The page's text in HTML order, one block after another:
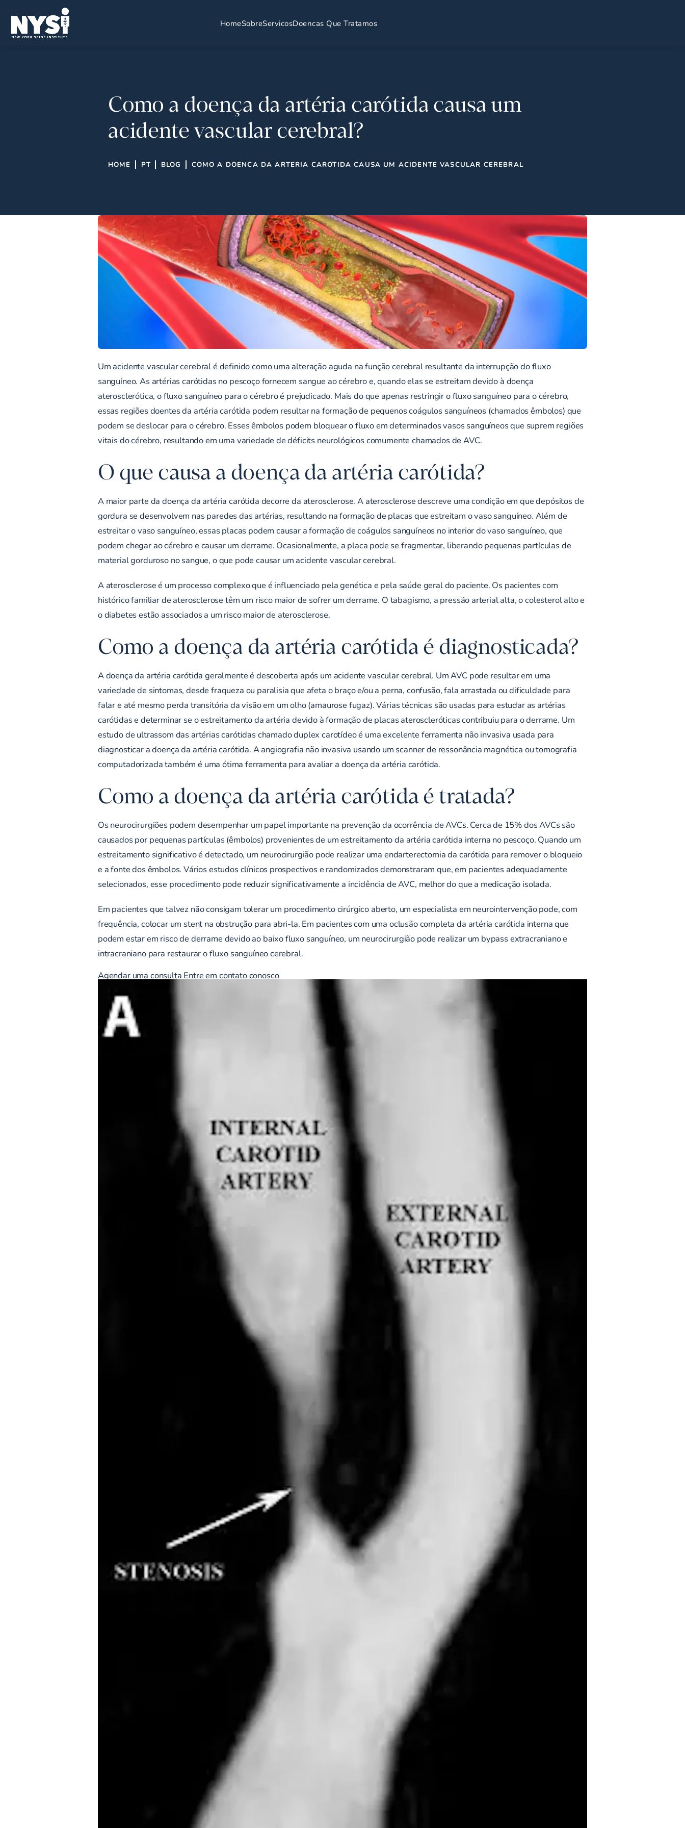
HomeSobreServicosDoencas Que Tratamos
Como a doença da artéria carótida causa um
acidente vascular cerebral?
HOME PT BLOG COMO A DOENCA DA ARTERIA CAROTIDA CAUSA UM ACIDENTE VASCULAR CEREBRAL
Um acidente vascular cerebral é definido como uma alteração aguda na função cerebral resultante da interrupção do fluxo
sanguíneo. As artérias carótidas no pescoço fornecem sangue ao cérebro e, quando elas se estreitam devido à doença
aterosclerótica, o fluxo sanguíneo para o cérebro é prejudicado. Mais do que apenas restringir o fluxo sanguíneo para o cérebro,
essas regiões doentes da artéria carótida podem resultar na formação de pequenos coágulos sanguíneos (chamados êmbolos) que
podem se deslocar para o cérebro. Esses êmbolos podem bloquear o fluxo em determinados vasos sanguíneos que suprem regiões
vitais do cérebro, resultando em uma variedade de déficits neurológicos comumente chamados de AVC.
O que causa a doença da artéria carótida?
A maior parte da doença da artéria carótida decorre da aterosclerose. A aterosclerose descreve uma condição em que depósitos de
gordura se desenvolvem nas paredes das artérias, resultando na formação de placas que estreitam o vaso sanguíneo. Além de
estreitar o vaso sanguíneo, essas placas podem causar a formação de coágulos sanguíneos no interior do vaso sanguíneo, que
podem chegar ao cérebro e causar um derrame. Ocasionalmente, a placa pode se fragmentar, liberando pequenas partículas de
material gorduroso no sangue, o que pode causar um acidente vascular cerebral.
A aterosclerose é um processo complexo que é influenciado pela genética e pela saúde geral do paciente. Os pacientes com
histórico familiar de aterosclerose têm um risco maior de sofrer um derrame. O tabagismo, a pressão arterial alta, o colesterol alto e
o diabetes estão associados a um risco maior de aterosclerose.
Como a doença da artéria carótida é diagnosticada?
A doença da artéria carótida geralmente é descoberta após um acidente vascular cerebral. Um AVC pode resultar em uma
variedade de sintomas, desde fraqueza ou paralisia que afeta o braço e/ou a perna, confusão, fala arrastada ou dificuldade para
falar e até mesmo perda transitória da visão em um olho (amaurose fugaz). Várias técnicas são usadas para estudar as artérias
carótidas e determinar se o estreitamento da artéria devido à formação de placas ateroscleróticas contribuiu para o derrame. Um
estudo de ultrassom das artérias carótidas chamado duplex carotídeo é uma excelente ferramenta não invasiva usada para
diagnosticar a doença da artéria carótida. A angiografia não invasiva usando um scanner de ressonância magnética ou tomografia
computadorizada também é uma ótima ferramenta para avaliar a doença da artéria carótida.
Como a doença da artéria carótida é tratada?
Os neurocirurgiões podem desempenhar um papel importante na prevenção da ocorrência de AVCs. Cerca de 15% dos AVCs são
causados por pequenas partículas (êmbolos) provenientes de um estreitamento da artéria carótida interna no pescoço. Quando um
estreitamento significativo é detectado, um neurocirurgião pode realizar uma endarterectomia da carótida para remover o bloqueio
e a fonte dos êmbolos. Vários estudos clínicos prospectivos e randomizados demonstraram que, em pacientes adequadamente
selecionados, esse procedimento pode reduzir significativamente a incidência de AVC, melhor do que a medicação isolada.
Em pacientes que talvez não consigam tolerar um procedimento cirúrgico aberto, um especialista em neurointervenção pode, com
frequência, colocar um stent na obstrução para abri-la. Em pacientes com uma oclusão completa da artéria carótida interna que
podem estar em risco de derrame devido ao baixo fluxo sanguíneo, um neurocirurgião pode realizar um bypass extracraniano e
intracraniano para restaurar o fluxo sanguíneo cerebral.
Agendar uma consulta Entre em contato conosco